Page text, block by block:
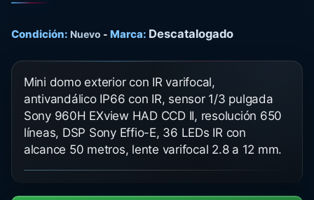
Condición: Nuevo - Marca: Descatalogado
Mini domo exterior con IR varifocal,
antivandálico IP66 con IR, sensor 1/3 pulgada
Sony 960H EXview HAD CCD II, resolución 650
líneas, DSP Sony Effio-E, 36 LEDs IR con
alcance 50 metros, lente varifocal 2.8 a 12 mm.